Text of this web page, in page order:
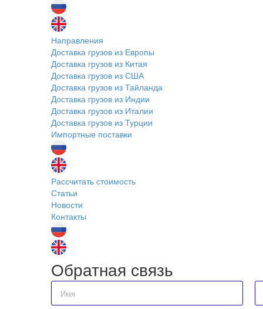
Направления
Доставка грузов из Европы
Доставка грузов из Китая
Доставка грузов из США
Доставка грузов из Тайланда
Доставка грузов из Индии
Доставка грузов из Италии
Доставка грузов из Турции
Импортные поставки
Рассчитать стоимость
Статьи
Новости
Контакты
Обратная связь